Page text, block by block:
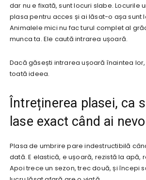
dar nu e fixată, sunt locuri slabe. Locurile
plasa pentru acces și ai lăsat-o așa sunt
Animalele mici nu fac turul complet al
munca ta. Ele caută intrarea ușoară.
Dacă găsești intrarea ușoară înaintea
toată ideea.
Întreținerea plasei, ca
lase exact când ai
Plasa de umbrire pare indestructibilă
dată. E elastică, e ușoară, rezistă la apă,
Apoi trece un sezon, trec două, și începi